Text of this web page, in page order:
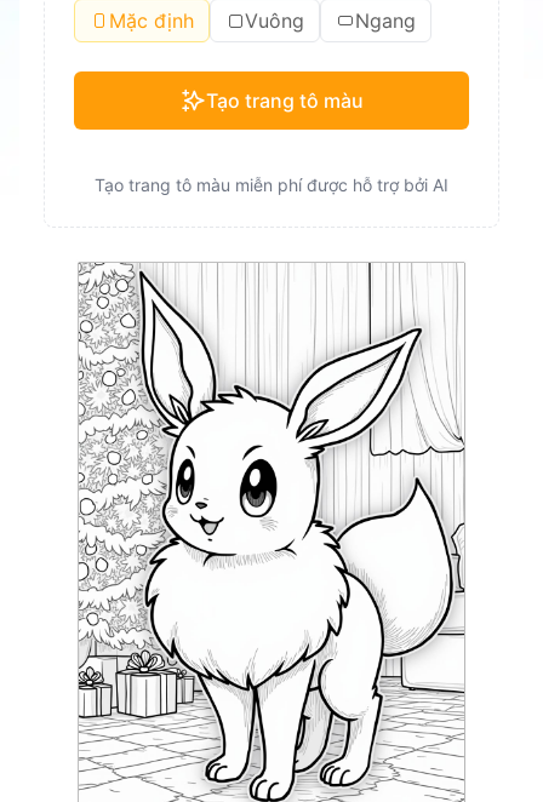
Mặc định Vuông Ngang
Tạo trang tô màu
Tạo trang tô màu miễn phí được hỗ trợ bởi AI